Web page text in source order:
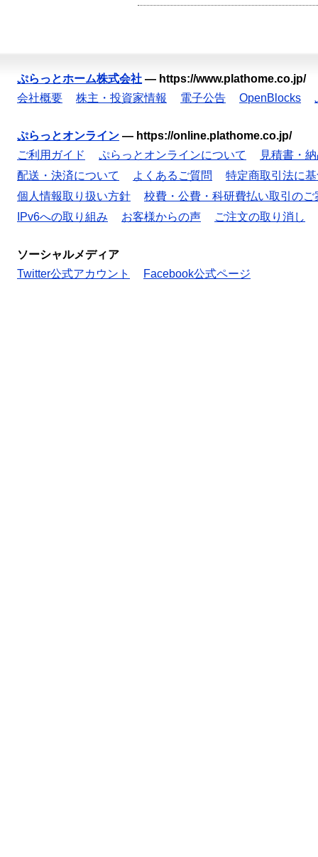
ぷらっとホーム株式会社 — https://www.plathome.co.jp/
会社概要
株主・投資家情報 電子公告 OpenBlocks
ぷらっとオンライン — https://online.plathome.co.jp/
ご利用ガイド
ぷらっとオンラインについて
見積書・
配送・決済について
よくあるご質問
特定商取引法に
個人情報取り扱い方針
校費・公費・科研費払い取引のご
IPv6への取り組み
お客様からの声 ご注文の取り消し
ソーシャルメディア
Twitter公式アカウント
Facebook公式ページ